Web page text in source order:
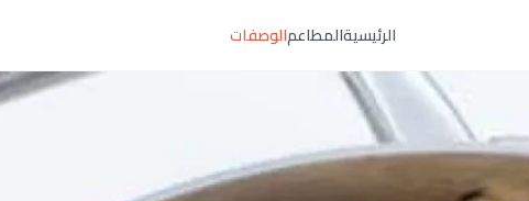
الرئيسيةالمطاعمالوصفات